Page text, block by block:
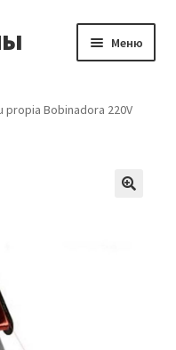
Меню
propia Bobinadora 220V